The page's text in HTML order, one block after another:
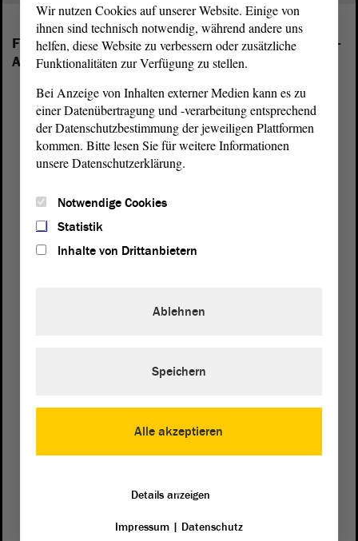
Folgende Fraktionen sind im Landtag von Sachsen-
Anhalt vertreten:
von Sachsen-Anhalt
39104 Magdeburg
Wegbeschreibung
Telefon und Fax
Wir nutzen Cookies auf unserer Website. Einige von
ihnen sind technisch notwendig, während andere uns
helfen, diese Website zu verbessern oder zusätzliche
Funktionalitäten zur Verfügung zu stellen.
Bei Anzeige von Inhalten externer Medien kann es zu
einer Datenübertragung und -verarbeitung entsprechend
der Datenschutzbestimmung der jeweiligen Plattformen
kommen. Bitte lesen Sie für weitere Informationen
unsere Datenschutzerklärung.
Notwendige Cookies
Statistik
Inhalte von Drittanbietern
Alle akzeptieren
Ablehnen
Speichern
Details anzeigen
Impressum| Datenschutz